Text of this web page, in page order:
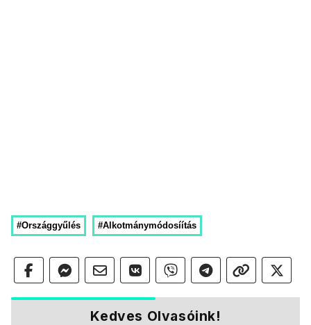
#Országgyűlés #Alkotmánymódosíítás
Kedves Olvasóink!